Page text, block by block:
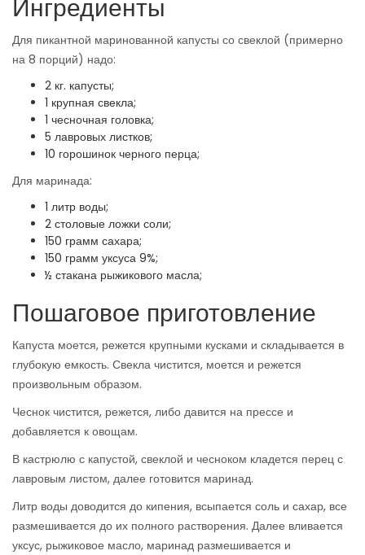
Ингредиенты
Для пикантной маринованной капусты со свеклой (примерно
на 8 порций) надо:
2 кг. капусты;
1 крупная свекла;
1 чесночная головка;
5 лавровых листков;
10 горошинок черного перца;
Для маринада:
1 литр воды;
2 столовые ложки соли;
150 грамм сахара;
150 грамм уксуса 9%;
½ стакана рыжикового масла;
Пошаговое приготовление
Капуста моется, режется крупными кусками и складывается в
глубокую емкость. Свекла чистится, моется и режется
произвольным образом.
Чеснок чистится, режется, либо давится на прессе и
добавляется к овощам.
В кастрюлю с капустой, свеклой и чесноком кладется перец с
лавровым листом, далее готовится маринад.
Литр воды доводится до кипения, всыпается соль и сахар, все
размешивается до их полного растворения. Далее вливается
уксус, рыжиковое масло, маринад размешивается и